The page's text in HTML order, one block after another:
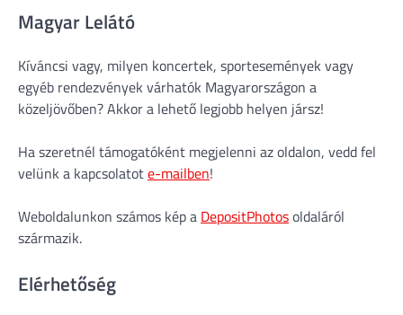
Magyar Lelátó
Kíváncsi vagy, milyen koncertek, sportesemények vagy
egyéb rendezvények várhatók Magyarországon a
közeljövőben? Akkor a lehető legjobb helyen jársz!
Ha szeretnél támogatóként megjelenni az oldalon, vedd fel
velünk a kapcsolatote-mailben!
Weboldalunkon számos kép a DepositPhotosoldaláról
származik.
Elérhetőség